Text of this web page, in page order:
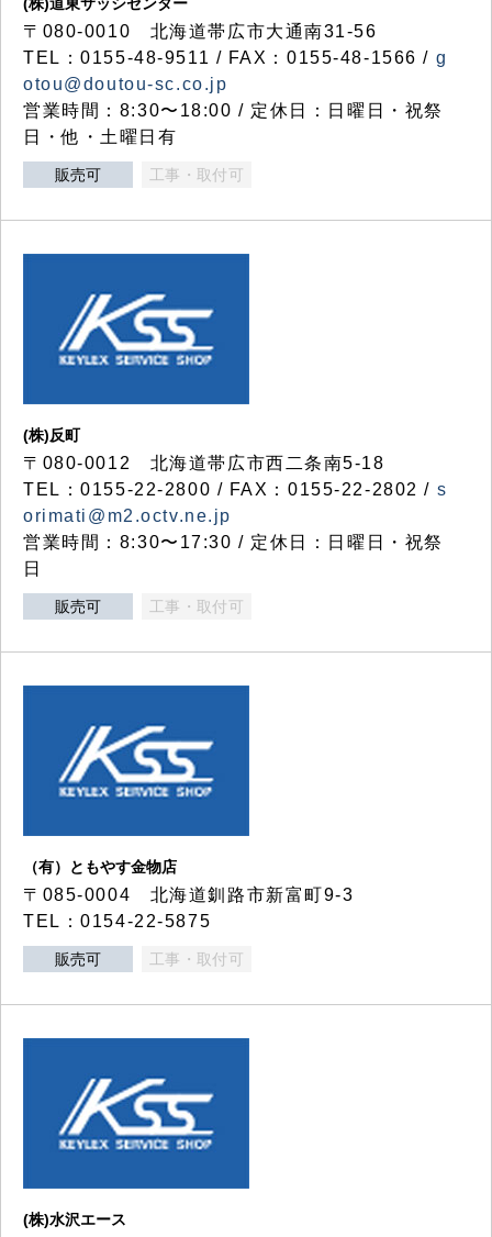
〒080-0010 北海道帯広市大通南31-56
TEL：0155-48-9511 / FAX：0155-48-1566 / g
otou@doutou-sc.co.jp
営業時間：8:30〜18:00 / 定休日：日曜日・祝祭
日・他・土曜日有
販売可 工事・取付可
(株)反町
〒080-0012 北海道帯広市西二条南5-18
TEL：0155-22-2800 / FAX：0155-22-2802 / s
orimati@m2.octv.ne.jp
営業時間：8:30〜17:30 / 定休日：日曜日・祝祭
日
販売可 工事・取付可
（有）ともやす金物店
〒085-0004 北海道釧路市新富町9-3
TEL：0154-22-5875
販売可 工事・取付可
(株)水沢エース